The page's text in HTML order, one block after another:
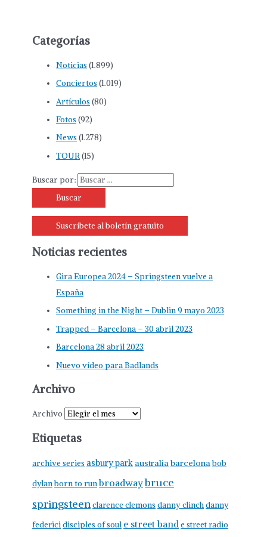
Categorías
Noticias (1.899)
Conciertos (1.019)
Artículos (80)
Fotos (92)
News (1.278)
TOUR(15)
Buscar por:
Suscríbete al boletín gratuito
Noticias recientes
Gira Europea 2024 – Springsteen vuelve a
España
Something in the Night – Dublin 9 mayo 2023
Trapped – Barcelona – 30 abril 2023
Barcelona 28 abril 2023
Nuevo vídeo para Badlands
Archivo
Archivo
Etiquetas
archive series asbury park australiabarcelonabob
dylanborn to runbroadwaybruce
springsteenclarence clemons danny clinchdanny
federicidisciples of soul e street bande street radio